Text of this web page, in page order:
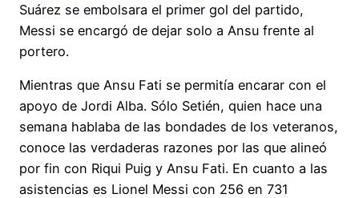
Suárez se embolsara el primer gol del partido,
Messi se encargó de dejar solo a Ansu frente al
portero.
Mientras que Ansu Fati se permitía encarar con el
apoyo de Jordi Alba. Sólo Setién, quien hace una
semana hablaba de las bondades de los veteranos,
conoce las verdaderas razones por las que alineó
por fin con Riqui Puig y Ansu Fati. En cuanto a las
asistencias es Lionel Messi con 256 en 731